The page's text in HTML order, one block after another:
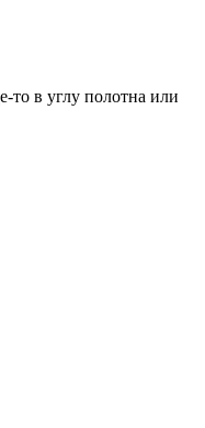
то в углу полотна или